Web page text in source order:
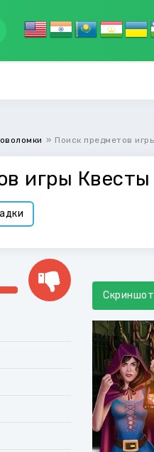
» Поиск предметов
игры